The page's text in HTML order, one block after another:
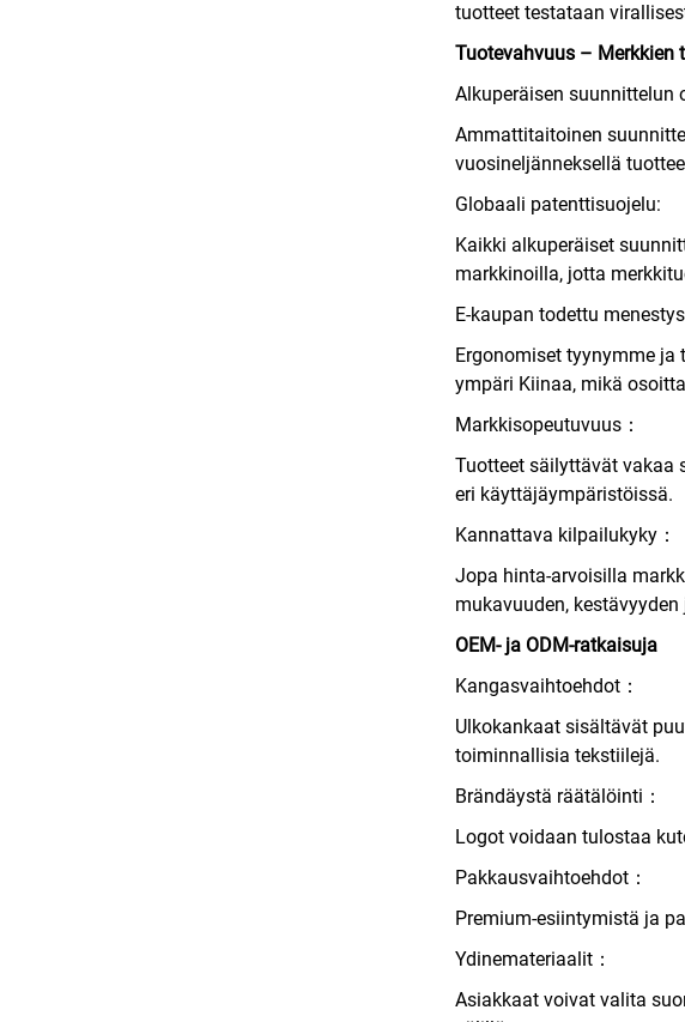
tuotteet testataan
Tuotevahvuus – Merkkien
Alkuperäisen suunnittelun
Ammattitaitoinen
vuosineljänneksellä
Globaali patenttisuojelu:
Kaikki alkuperäiset
markkinoilla, jotta
E-kaupan todettu
Ergonomiset tyynymme
ympäri Kiinaa, mikä
Markkisopeutuvuus：
Tuotteet säilyttävät vakaa
eri käyttäjäympäristöissä.
Kannattava kilpailukyky：
Jopa hinta-arvoisilla
mukavuuden,
OEM- ja ODM-ratkaisuja
Kangasvaihtoehdot：
Ulkokankaat sisältävät
toiminnallisia tekstiilejä.
Brändäystä räätälöinti：
Logot voidaan tulostaa
Pakkausvaihtoehdot：
Premium-esiintymistä ja
Ydinemateriaalit：
Asiakkaat voivat valita